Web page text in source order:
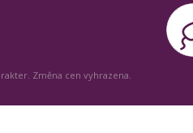
Změna cen vyhrazena.